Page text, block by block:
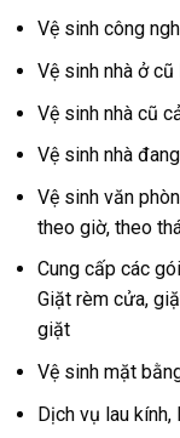
Vệ sinh công
Vệ sinh nhà ở
Vệ sinh nhà cũ
Vệ sinh nhà
Vệ sinh văn
theo giờ, theo
Cung cấp các
Giặt rèm cửa,
giặt
Vệ sinh mặt
Dịch vụ lau kính,